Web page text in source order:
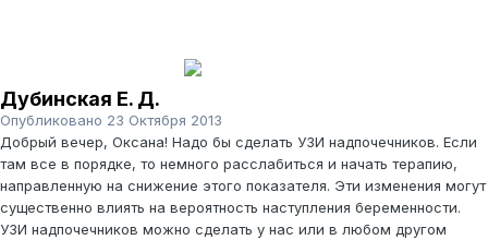
Дубинская Е. Д.
Опубликовано 23 Октября 2013
Добрый вечер, Оксана! Надо бы сделать УЗИ надпочечников. Если
там все в порядке, то немного расслабиться и начать терапию,
направленную на снижение этого показателя. Эти изменения могут
существенно влиять на вероятность наступления беременности.
УЗИ надпочечников можно сделать у нас или в любом другом